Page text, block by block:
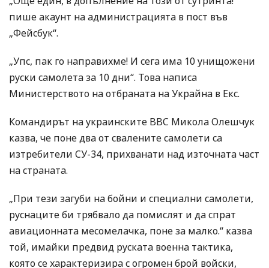
пише акаунт на администрацията в пост във
„Фейсбук“.
„Упс, пак го направихме! И сега има 10 унищожени
руски самолета за 10 дни“. Това написа
Министерството на отбраната на Украйна в Екс.
Командирът на украинските ВВС Микола Олешчук
казва, че поне два от свалените самолети са
изтребители СУ-34, прихванати над източната част
на страната.
„При тези загуби на бойни и специални самолети,
руснаците би трябвало да помислят и да спрат
авиационната месомелачка, поне за малко.“ казва
той, имайки предвид руската военна тактика,
която се характеризира с огромен брой войски,